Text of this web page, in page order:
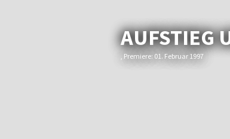
AUFSTIEG
, Premiere: 01. Februar 1997